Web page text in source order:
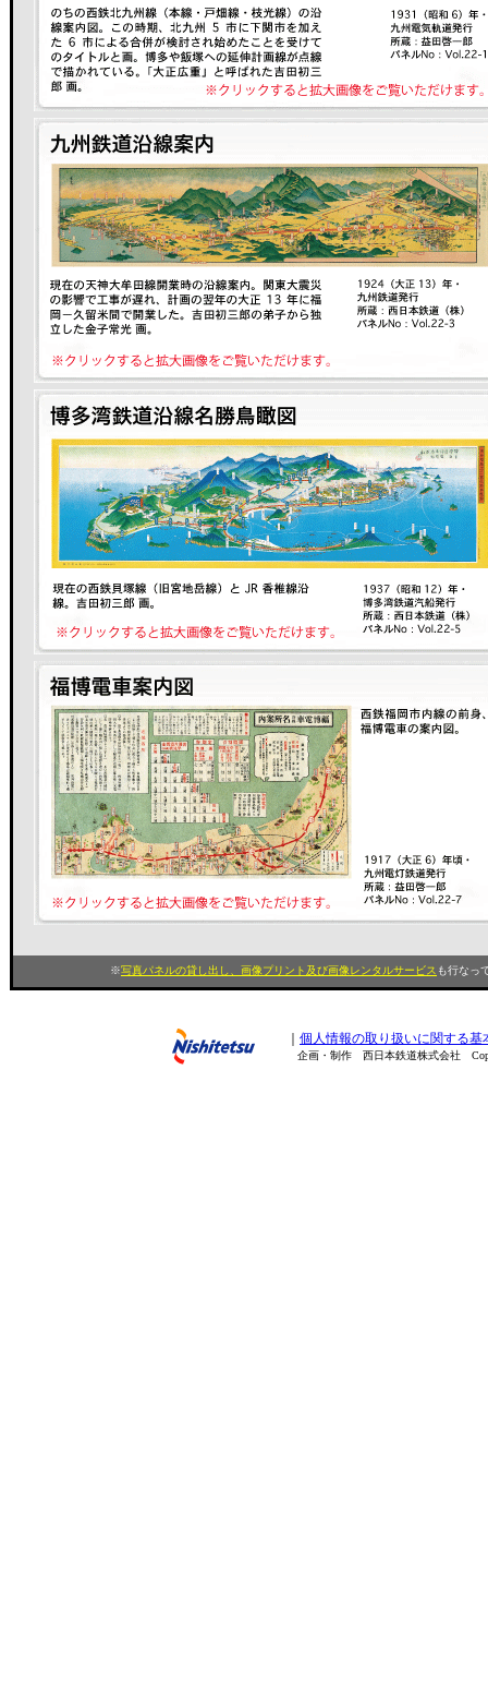
※写真パネルの貸し出し、画像プリント及び画像レンタルサービス も行なっ
個人情報の取り扱いに関する基
企画・制作 西日本鉄道株式会社